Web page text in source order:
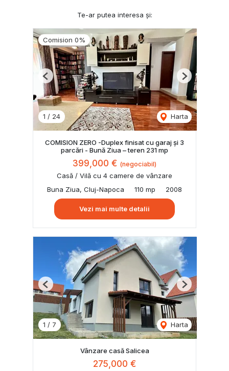
Te-ar putea interesa și:
Comision 0%
1 / 24 Harta
Previous Next
COMISION ZERO -Duplex finisat cu garaj și 3
parcări - Bună Ziua – teren 231 mp
399,000 € (negociabil)
Casă / Vilă cu 4 camere de vânzare
Buna Ziua, Cluj-Napoca
110 mp 2008
Vezi mai multe detalii
1 / 7 Harta
Previous Next
Vânzare casă Salicea
275,000 €